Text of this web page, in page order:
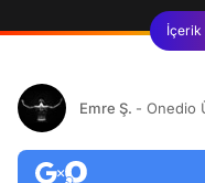
İçerik
Emre Ş. - Onedio